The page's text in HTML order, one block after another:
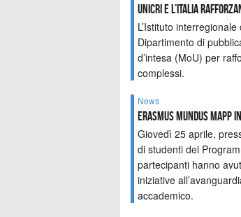
UNICRI e l’Italia
L’Istituto
Dipartimento di
d’intesa (MoU) per
complessi.
News
Erasmus Mundus Mapp
Giovedì 25 aprile,
di studenti del
partecipanti hanno
iniziative
accademico.